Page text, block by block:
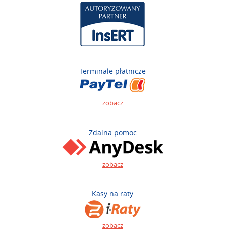
Terminale płatnicze
zobacz
Zdalna pomoc
zobacz
Kasy na raty
zobacz